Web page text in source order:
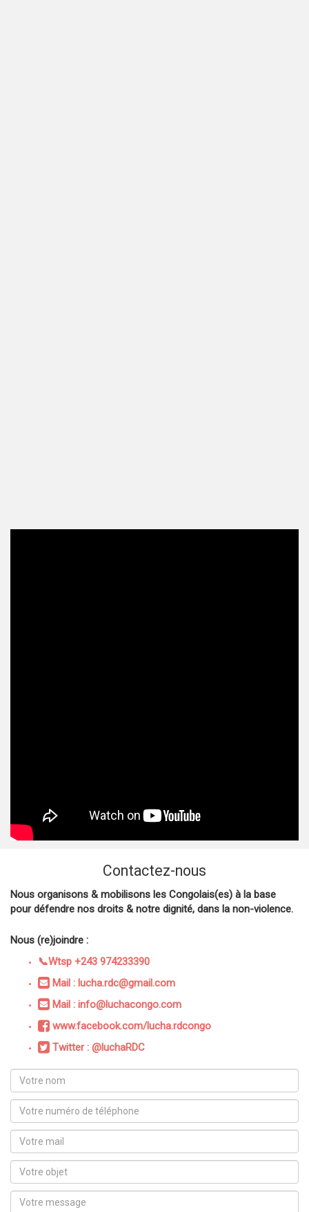
Contactez-nous
Nous organisons & mobilisons les Congolais(es) à la base
pour défendre nos droits & notre dignité, dans la non-violence.
Nous (re)joindre :
📞Wtsp +243 974233390
Mail : lucha.rdc@gmail.com
Mail : info@luchacongo.com
www.facebook.com/lucha.rdcongo
Twitter : @luchaRDC